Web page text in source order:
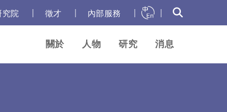
究院 徵才 內部服務
關於 人物 研究 消息